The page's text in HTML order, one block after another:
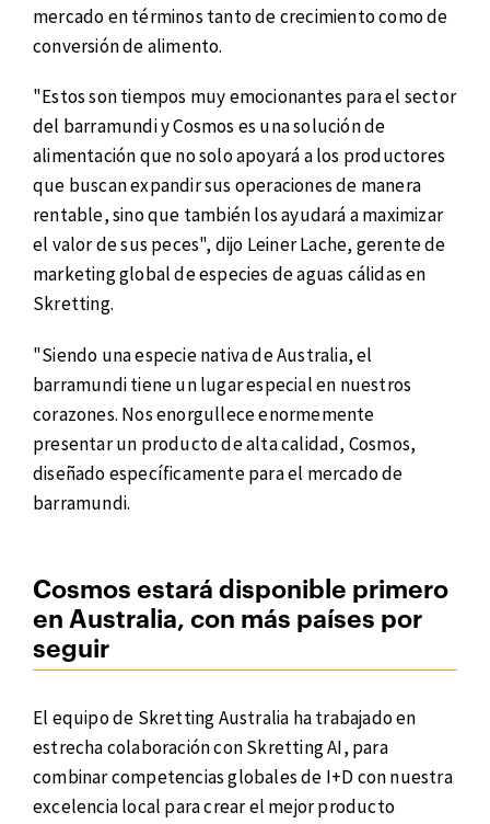
mercado en términos tanto de crecimiento como de
conversión de alimento.
"Estos son tiempos muy emocionantes para el sector
del barramundi y Cosmos es una solución de
alimentación que no solo apoyará a los productores
que buscan expandir sus operaciones de manera
rentable, sino que también los ayudará a maximizar
el valor de sus peces", dijo Leiner Lache, gerente de
marketing global de especies de aguas cálidas en
Skretting.
"Siendo una especie nativa de Australia, el
barramundi tiene un lugar especial en nuestros
corazones. Nos enorgullece enormemente
presentar un producto de alta calidad, Cosmos,
diseñado específicamente para el mercado de
barramundi.
Cosmos estará disponible primero
en Australia, con más países por
seguir
El equipo de Skretting Australia ha trabajado en
estrecha colaboración con Skretting AI, para
combinar competencias globales de I+D con nuestra
excelencia local para crear el mejor producto